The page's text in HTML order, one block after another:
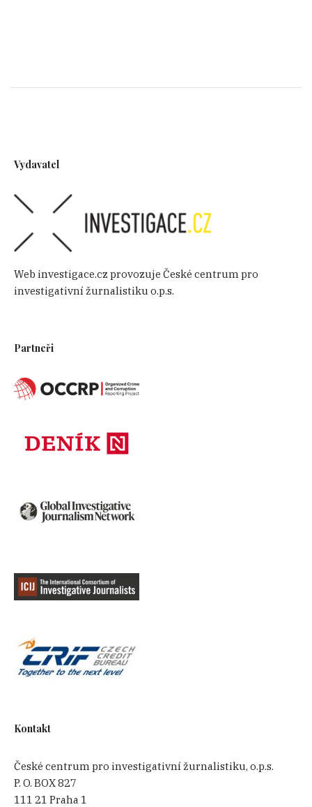
Vydavatel
Web investigace.cz provozuje České centrum pro
investigativní žurnalistiku o.p.s.
Partneři
Kontakt
České centrum pro investigativní žurnalistiku, o.p.s.
P. O. BOX 827
111 21 Praha 1